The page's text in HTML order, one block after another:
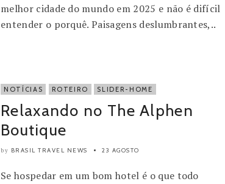
melhor cidade do mundo em 2025 e não é difícil
entender o porquê. Paisagens deslumbrantes,..
NOTÍCIAS ROTEIRO SLIDER-HOME
Relaxando no The Alphen
Boutique
by BRASIL TRAVEL NEWS 23 AGOSTO
Se hospedar em um bom hotel é o que todo